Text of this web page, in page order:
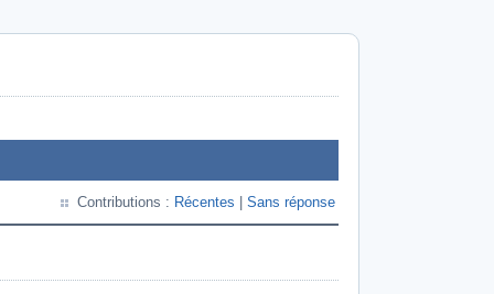
Contributions : Récentes Sans réponse